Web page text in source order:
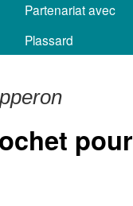
Partenariat avec
Plassard